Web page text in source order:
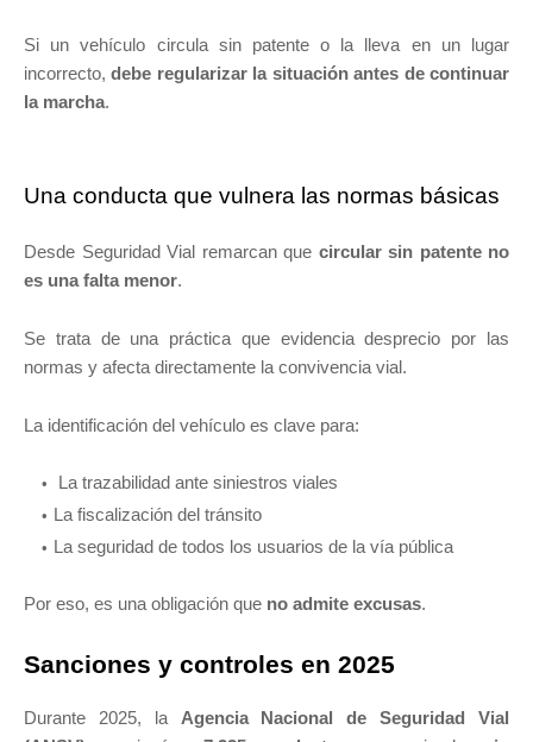
Si un vehículo circula sin patente o la lleva en un lugar
incorrecto,debe regularizar la situación antes de continuar
la marcha.
Una conducta que vulnera las normas básicas
Desde Seguridad Vial remarcan que circular sin patente no
es una falta menor.
Se trata de una práctica que evidencia desprecio por las
normas y afecta directamente la convivencia vial.
La identificación del vehículo es clave para:
La trazabilidad ante siniestros viales
La fiscalización del tránsito
La seguridad de todos los usuarios de la vía pública
Por eso, es una obligación que no admite excusas.
Sanciones y controles en 2025
Durante 2025, la Agencia Nacional de Seguridad Vial